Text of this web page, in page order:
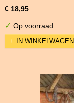
€ 18,95
✓ Op voorraad
IN WINKELWAGEN